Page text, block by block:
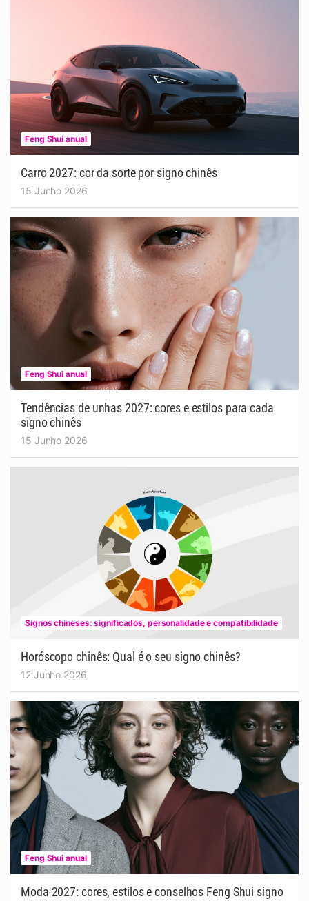
Feng Shui anual
Carro 2027: cor da sorte por signo chinês
15 Junho 2026
Feng Shui anual
Tendências de unhas 2027: cores e estilos para cada
signo chinês
15 Junho 2026
Signos chineses: significados, personalidade e compatibilidade
Horóscopo chinês: Qual é o seu signo chinês?
12 Junho 2026
Feng Shui anual
Moda 2027: cores, estilos e conselhos Feng Shui signo